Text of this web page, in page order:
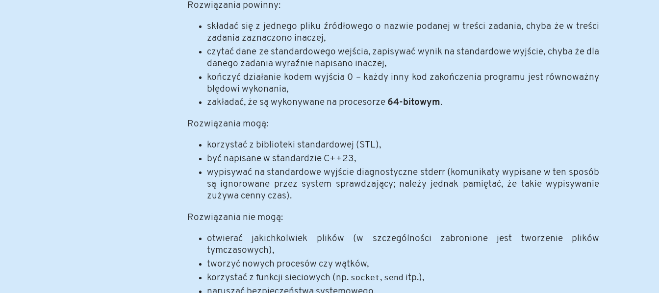
Rozwiązania powinny:
składać się z jednego pliku źródłowego o nazwie podanej w treści zadania, chyba że w treści
zadania zaznaczono inaczej,
czytać dane ze standardowego wejścia, zapisywać wynik na standardowe wyjście, chyba że dla
danego zadania wyraźnie napisano inaczej,
kończyć działanie kodem wyjścia 0 – każdy inny kod zakończenia programu jest równoważny
błędowi wykonania,
zakładać, że są wykonywane na procesorze 64-bitowym.
Rozwiązania mogą:
korzystać z biblioteki standardowej (STL),
być napisane w standardzie C++23,
wypisywać na standardowe wyjście diagnostyczne stderr (komunikaty wypisane w ten sposób
są ignorowane przez system sprawdzający; należy jednak pamiętać, że takie wypisywanie
zużywa cenny czas).
Rozwiązania nie mogą:
otwierać jakichkolwiek plików (w szczególności zabronione jest tworzenie plików
tymczasowych),
tworzyć nowych procesów czy wątków,
korzystać z funkcji sieciowych (np. socket, send itp.),